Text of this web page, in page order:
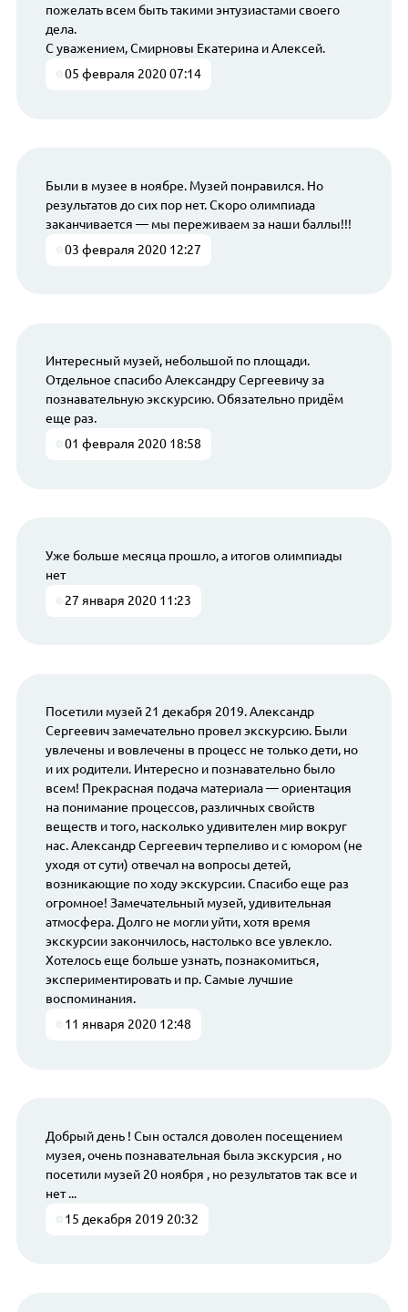
пожелать всем быть такими энтузиастами своего
дела.
С уважением, Смирновы Екатерина и Алексей.
05 февраля 2020 07:14
Были в музее в ноябре. Музей понравился. Но
результатов до сих пор нет. Скоро олимпиада
заканчивается — мы переживаем за наши баллы!!!
03 февраля 2020 12:27
Интересный музей, небольшой по площади.
Отдельное спасибо Александру Сергеевичу за
познавательную экскурсию. Обязательно придём
еще раз.
01 февраля 2020 18:58
Уже больше месяца прошло, а итогов олимпиады
нет
27 января 2020 11:23
Посетили музей 21 декабря 2019. Александр
Сергеевич замечательно провел экскурсию. Были
увлечены и вовлечены в процесс не только дети, но
и их родители. Интересно и познавательно было
всем! Прекрасная подача материала — ориентация
на понимание процессов, различных свойств
веществ и того, насколько удивителен мир вокруг
нас. Александр Сергеевич терпеливо и с юмором (не
уходя от сути) отвечал на вопросы детей,
возникающие по ходу экскурсии. Спасибо еще раз
огромное! Замечательный музей, удивительная
атмосфера. Долго не могли уйти, хотя время
экскурсии закончилось, настолько все увлекло.
Хотелось еще больше узнать, познакомиться,
экспериментировать и пр. Самые лучшие
воспоминания.
11 января 2020 12:48
Добрый день ! Сын остался доволен посещением
музея, очень познавательная была экскурсия , но
посетили музей 20 ноября , но результатов так все и
нет ...
15 декабря 2019 20:32